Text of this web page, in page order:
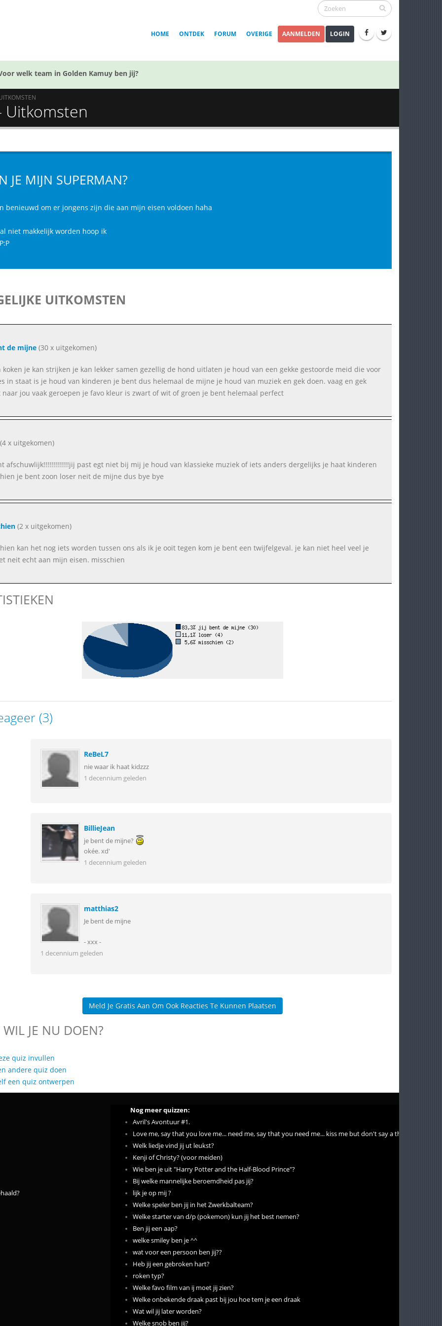
HOME ONTDEK FORUM OVERIGE AANMELDEN LOGIN
welk team in Golden Kamuy ben jij?
Uitkomsten
JE MIJN SUPERMAN?
benieuwd om er jongens zijn die aan mijn eisen voldoen haha
niet makkelijk worden hoop ik
UITKOMSTEN
de mijne(30 x uitgekomen)
koken je kan strijken je kan lekker samen gezellig de hond uitlaten je houd van een gekke gestoorde meid die voor
in staat is je houd van kinderen je bent dus helemaal de mijne je houd van muziek en gek doen. vaag en gek
jou vaak geroepen je favo kleur is zwart of wit of groen je bent helemaal perfect
x uitgekomen)
afschuwlijk!!!!!!!!!!!!!jij past egt niet bij mij je houd van klassieke muziek of iets anders dergelijks je haat kinderen
je bent zoon loser neit de mijne dus bye bye
(2 x uitgekomen)
kan het nog iets worden tussen ons als ik je ooit tegen kom je bent een twijfelgeval. je kan niet heel veel je
neit echt aan mijn eisen. misschien
(3)
ReBeL7
nie waar ik haat kidzzz
1 decennium geleden
BillieJean
je bent de mijne?
okée. xd'
1 decennium geleden
matthias2
Je bent de mijne
- xxx -
1 decennium geleden
Meld Je Gratis Aan Om Ook Reacties Te Kunnen Plaatsen
JE NU DOEN?
quiz invullen
andere quiz doen
een quiz ontwerpen
Nog meer quizzen:
Avril's Avontuur #1.
Love me, say that you love me... need me, say that you need me... kiss me but don't say a thing. [TH] (20)
Welk liedje vind jij ut leukst?
Kenji of Christy? (voor meiden)
Wie ben je uit "Harry Potter and the Half-Blood Prince"?
Bij welke mannelijke beroemdheid pas jij?
lijk je op mij ?
Welke speler ben jij in het Zwerkbalteam?
Welke starter van d/p (pokemon) kun jij het best nemen?
Ben jij een aap?
welke smiley ben je ^^
wat voor een persoon ben jij??
Heb jij een gebroken hart?
roken typ?
Welke favo film van ij moet jij zien?
Welke onbekende draak past bij jou hoe tem je een draak
Wat wil jij later worden?
Welke snob ben jij?